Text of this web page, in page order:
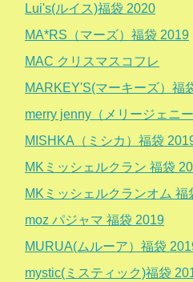
Lui's(ルイス)福袋 2020
MA*RS（マーズ）福袋 2019
MAC クリスマスコフレ
MARKEY'S(マーキーズ）福
merry jenny（メリージェニ
MISHKA（ミシカ）福袋
MKミッシェルクラン 福袋
MKミッシェルクランオム 福
moz パジャマ 福袋 2019
MURUA(ムルーア）福袋
mystic(ミスティック)福袋